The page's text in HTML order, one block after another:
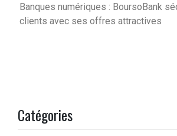
Banques numériques : BoursoBank
clients avec ses offres attractives
Catégories